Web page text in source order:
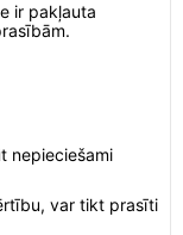
ir pakļauta
nepieciešami
var tikt prasīti